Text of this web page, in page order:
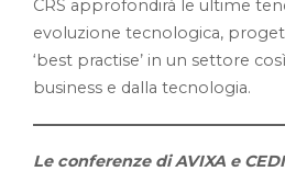
CRS approfondirà le ultime
evoluzione tecnologica,
‘best practise’ in un settore
business e dalla tecnologia.
Le conferenze di AVIXA e